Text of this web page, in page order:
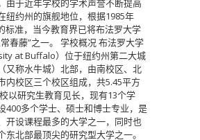
由于近年学校的学术声誉不断提高
纽约州的旗舰地位，根据1985年
标准，当今教育界已将布法罗大学
春藤”之一。 学校概况 布法罗大学
at Buffalo）位于纽约州第二大城
又称水牛城）北部，由南校区、北
内校区三个校区组成，共5.45平方
以研究生教育见长，现有13个学
400多个学士、硕士和博士专业，是
开设课程最多的大学之一，同时也
东北部最顶尖的研究型大学之一。